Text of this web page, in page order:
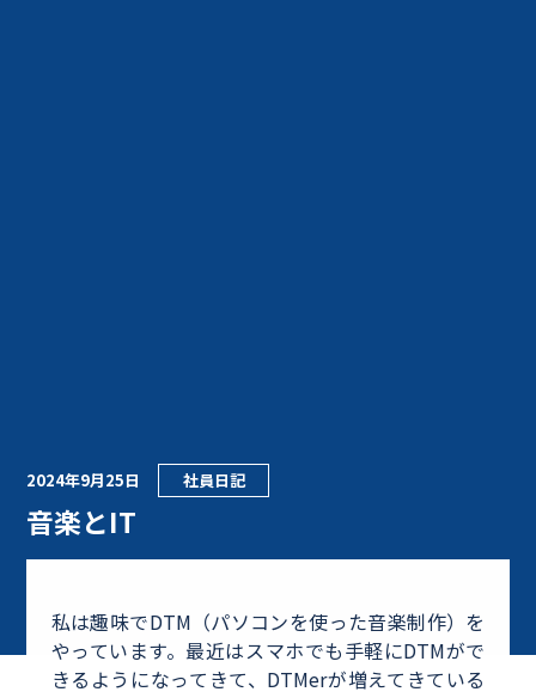
2024年9月25日 社員日記
音楽とIT
私は趣味でDTM（パソコンを使った音楽制作）を
やっています。最近はスマホでも手軽にDTMがで
きるようになってきて、DTMerが増えてきている